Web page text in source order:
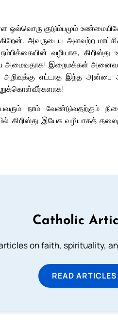
குடும்பமும்
அவருடைய அளவற்ற
வழியாக,
அமைவதாக! இறைமக்கள்
எட்டாத இந்த அன்பை
நாம் வேண்டுவதற்கும்
கிறிஸ்து இயேசு வழியாகத்
Catholic
on faith, spirituality,
READ ARTICLES